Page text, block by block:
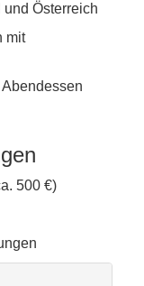
Österreich
mit
500 €)